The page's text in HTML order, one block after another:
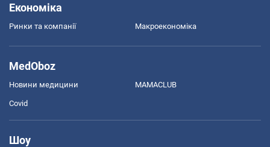
Економіка
Ринки та компанії Макроекономіка
MedOboz
Новини медицини MAMACLUB
Covid
Шоу